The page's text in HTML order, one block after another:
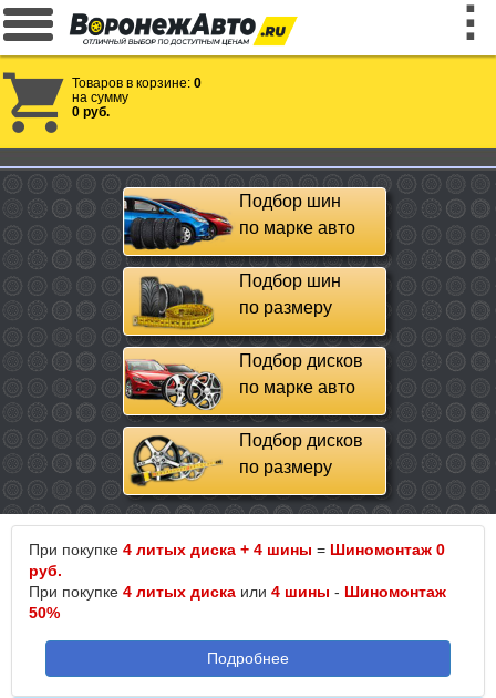
Товаров в корзине: 0
на сумму
0 руб.
Подбор шин
по марке авто
Подбор шин
по размеру
Подбор дисков
по марке авто
Подбор дисков
по размеру
При покупке 4 литых диска + 4 шины = Шиномонтаж 0
руб.
При покупке 4 литых диска или 4 шины - Шиномонтаж
50%
Подробнее